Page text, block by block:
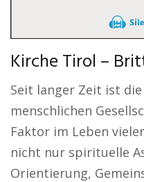
Kirche Tirol –
Seit langer Zeit ist
menschlichen
Faktor im Leben
nicht nur spirituelle
Orientierung,